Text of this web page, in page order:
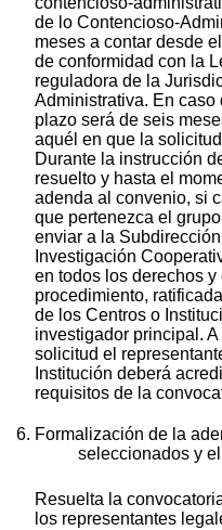
de lo Contencioso-
meses a contar desde
de conformidad con la
reguladora de la
Administrativa. En caso
plazo será de seis
aquél en que la
Durante la instrucción
resuelto y hasta el
adenda al convenio, si
que pertenezca el
enviar a la
Investigación
en todos los derechos
procedimiento,
de los Centros o
investigador principal.
solicitud el
Institución deberá
requisitos de la
6. Formalización de la
seleccionados y
Resuelta la
los representantes